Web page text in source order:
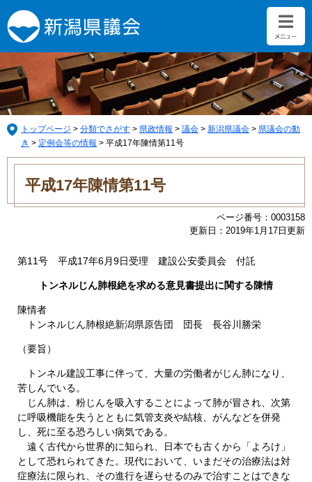
ー
ジ
の
先
頭
で
す。
ニ
ュ
ー
を
飛
ば
し
て
トップページ > 分類でさがす > 県政情報 > 議会 > 新潟県議会 > 県議会の動
き > 定例会等の情報 > 平成17年陳情第11号
本
平成17年陳情第11号
ページ番号：0003158
更新日：2019年1月17日更新
第11号 平成17年6月9日受理 建設公安委員会 付託
トンネルじん肺根絶を求める意見書提出に関する陳情
陳情者
トンネルじん肺根絶新潟県原告団 団長 長谷川勝栄
（要旨）
トンネル建設工事に伴って、大量の労働者がじん肺になり、
苦しんでいる。
じん肺は、粉じんを吸入することによって肺が冒され、次第
に呼吸機能を失うとともに気管支炎や結核、がんなどを併発
し、死に至る恐ろしい病気である。
遠く古代から世界的に知られ、日本でも古くから「よろけ」
として恐れられてきた。現代において、いまだその治療法は対
症療法に限られ、その進行を遅らせるのみで治すことはできな